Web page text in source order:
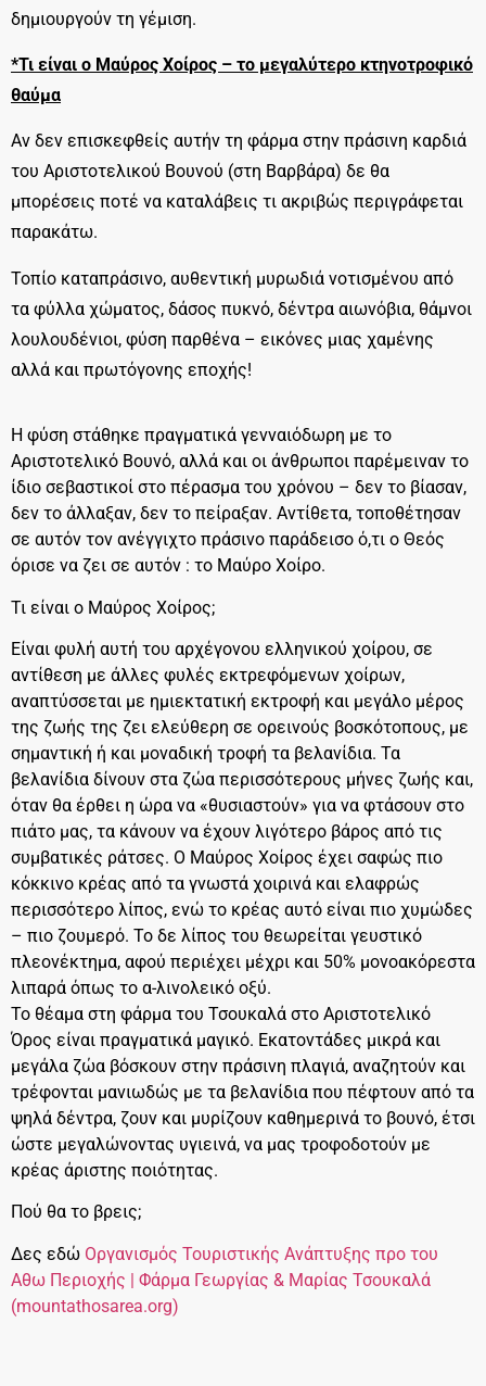
δημιουργούν τη γέμιση.
*Τι είναι ο Μαύρος Χοίρος – το μεγαλύτερο κτηνοτροφικό
θαύμα
Αν δεν επισκεφθείς αυτήν τη φάρμα στην πράσινη καρδιά
του Αριστοτελικού Βουνού (στη Βαρβάρα) δε θα
μπορέσεις ποτέ να καταλάβεις τι ακριβώς περιγράφεται
παρακάτω.
Τοπίο καταπράσινο, αυθεντική μυρωδιά νοτισμένου από
τα φύλλα χώματος, δάσος πυκνό, δέντρα αιωνόβια, θάμνοι
λουλουδένιοι, φύση παρθένα – εικόνες μιας χαμένης
αλλά και πρωτόγονης εποχής!
Η φύση στάθηκε πραγματικά γενναιόδωρη με το
Αριστοτελικό Βουνό, αλλά και οι άνθρωποι παρέμειναν το
ίδιο σεβαστικοί στο πέρασμα του χρόνου – δεν το βίασαν,
δεν το άλλαξαν, δεν το πείραξαν. Αντίθετα, τοποθέτησαν
σε αυτόν τον ανέγγιχτο πράσινο παράδεισο ό,τι ο Θεός
όρισε να ζει σε αυτόν : το Μαύρο Χοίρο.
Τι είναι ο Μαύρος Χοίρος;
Είναι φυλή αυτή του αρχέγονου ελληνικού χοίρου, σε
αντίθεση με άλλες φυλές εκτρεφόμενων χοίρων,
αναπτύσσεται με ημιεκτατική εκτροφή και μεγάλο μέρος
της ζωής της ζει ελεύθερη σε ορεινούς βοσκότοπους, με
σημαντική ή και μοναδική τροφή τα βελανίδια. Τα
βελανίδια δίνουν στα ζώα περισσότερους μήνες ζωής και,
όταν θα έρθει η ώρα να «θυσιαστούν» για να φτάσουν στο
πιάτο μας, τα κάνουν να έχουν λιγότερο βάρος από τις
συμβατικές ράτσες. Ο Μαύρος Χοίρος έχει σαφώς πιο
κόκκινο κρέας από τα γνωστά χοιρινά και ελαφρώς
περισσότερο λίπος, ενώ το κρέας αυτό είναι πιο χυμώδες
– πιο ζουμερό. Το δε λίπος του θεωρείται γευστικό
πλεονέκτημα, αφού περιέχει μέχρι και 50% μονοακόρεστα
λιπαρά όπως το α-λινολεικό οξύ.
Το θέαμα στη φάρμα του Τσουκαλά στο Αριστοτελικό
Όρος είναι πραγματικά μαγικό. Εκατοντάδες μικρά και
μεγάλα ζώα βόσκουν στην πράσινη πλαγιά, αναζητούν και
τρέφονται μανιωδώς με τα βελανίδια που πέφτουν από τα
ψηλά δέντρα, ζουν και μυρίζουν καθημερινά το βουνό, έτσι
ώστε μεγαλώνοντας υγιεινά, να μας τροφοδοτούν με
κρέας άριστης ποιότητας.
Πού θα το βρεις;
Δες εδώ Οργανισμός Τουριστικής Ανάπτυξης προ του
Αθω Περιοχής | Φάρμα Γεωργίας & Μαρίας Τσουκαλά
(mountathosarea.org)